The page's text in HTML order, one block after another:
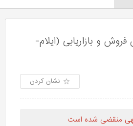
و بازاریابی (ایلام-
نشان کردن
منقضی شده است